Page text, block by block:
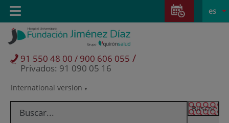
Saltar al contenido
Saltar
contenido
Selector
idioma
activo
es
International version
91 550 48 00 / 900 606 055 /
Privados: 91 090 05 16
Toggle
navigation